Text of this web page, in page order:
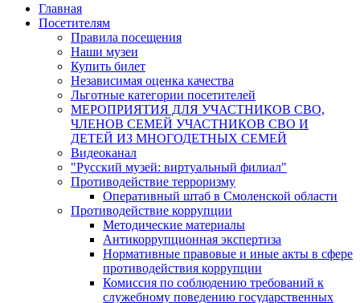
Главная
Посетителям
Правила посещения
Наши музеи
Купить билет
Независимая оценка качества
Льготные категории посетителей
МЕРОПРИЯТИЯ ДЛЯ УЧАСТНИКОВ СВО,
ЧЛЕНОВ СЕМЕЙ УЧАСТНИКОВ СВО И
ДЕТЕЙ ИЗ МНОГОДЕТНЫХ СЕМЕЙ
Видеоканал
"Русский музей: виртуальный филиал"
Противодействие терроризму
Оперативный штаб в Смоленской области
Противодействие коррупции
Методические материалы
Антикоррупционная экспертиза
Нормативные правовые и иные акты в сфере
противодействия коррупции
Комиссия по соблюдению требований к
служебному поведению государственных